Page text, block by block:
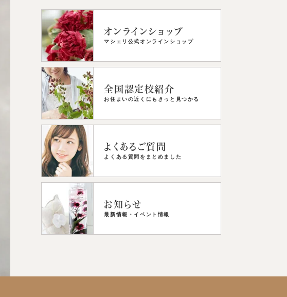
オンラインショップ
マシェリ公式オンラインショップ
全国認定校紹介
お住まいの近くにもきっと見つかる
よくあるご質問
よくある質問をまとめました
お知らせ
最新情報・イベント情報